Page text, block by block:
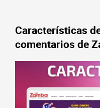
Características
comentarios de